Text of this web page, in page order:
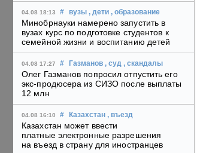
04.08 18:13 # вузы , дети , образование
Минобрнауки намерено запустить в
вузах курс по подготовке студентов к
семейной жизни и воспитанию детей
04.08 17:27 # Газманов , суд , скандалы
Олег Газманов попросил отпустить его
экс-продюсера из СИЗО после выплаты
12 млн
04.08 16:10 # Казахстан , въезд
Казахстан может ввести
платные электронные разрешения
на въезд в страну для иностранцев